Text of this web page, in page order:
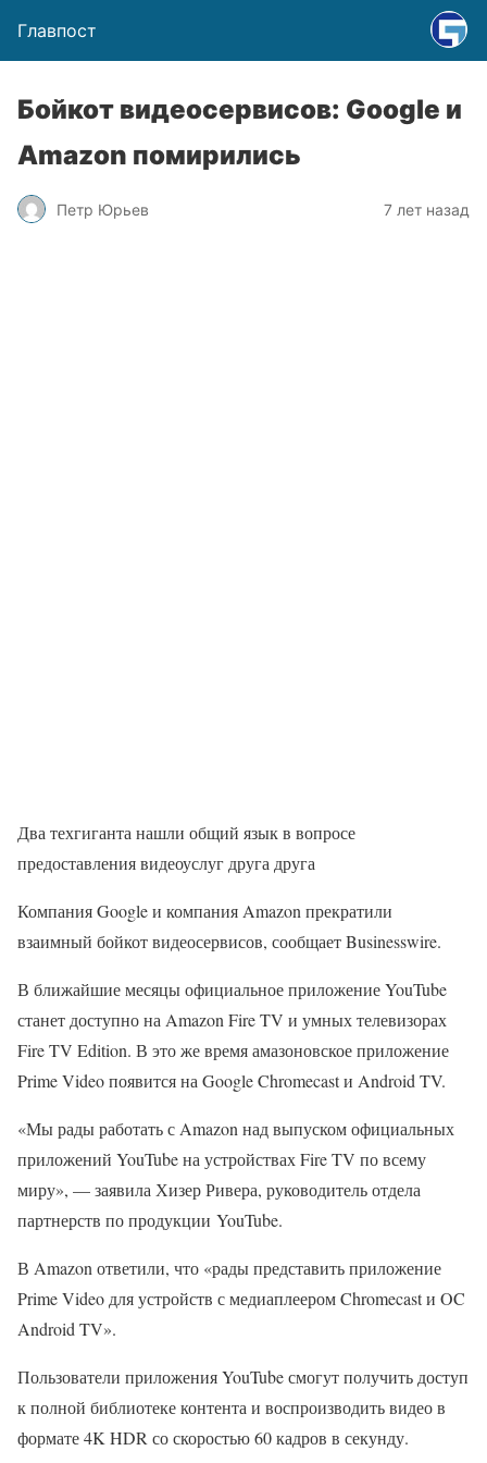
Главпост
Бойкот видеосервисов: Google и
Amazon помирились
Петр Юрьев 7 лет назад
Два техгиганта нашли общий язык в вопросе
предоставления видеоуслуг друга друга
Компания Google и компания Amazon прекратили
взаимный бойкот видеосервисов, сообщает Businesswire.
В ближайшие месяцы официальное приложение YouTube
станет доступно на Amazon Fire TV и умных телевизорах
Fire TV Edition. В это же время амазоновское приложение
Prime Video появится на Google Chromecast и Android TV.
«Мы рады работать с Amazon над выпуском официальных
приложений YouTube на устройствах Fire TV по всему
миру», — заявила Хизер Ривера, руководитель отдела
партнерств по продукции YouTube.
В Amazon ответили, что «рады представить приложение
Prime Video для устройств с медиаплеером Chromecast и OC
Android TV».
Пользователи приложения YouTube смогут получить доступ
к полной библиотеке контента и воспроизводить видео в
формате 4K HDR со скоростью 60 кадров в секунду.